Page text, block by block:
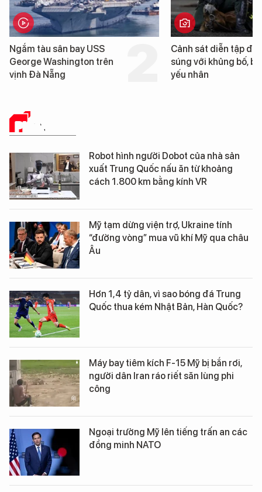
Cảnh sát diễn tập đấu
súng với khủng bố, bảo vệ
yếu nhân
Cận cảnh chiến
tống tàu sân bay
George
PHÂN TÍCH
Robot hình người Dobot của nhà sản
xuất Trung Quốc nấu ăn từ khoảng
cách 1.800 km bằng kính VR
Mỹ tạm dừng viện trợ, Ukraine tính
“đường vòng” mua vũ khí Mỹ qua châu
Âu
Hơn 1,4 tỷ dân, vì sao bóng đá Trung
Quốc thua kém Nhật Bản, Hàn Quốc?
Máy bay tiêm kích F-15 Mỹ bị bắn rơi,
người dân Iran ráo riết săn lùng phi
công
Ngoại trưởng Mỹ lên tiếng trấn an các
đồng minh NATO